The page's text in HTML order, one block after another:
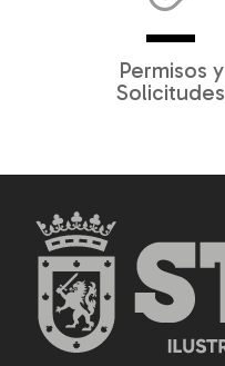
Permisos y
Solicitudes